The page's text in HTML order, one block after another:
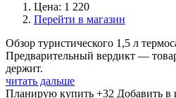
Цена: 1 220
Перейти в магазин
Обзор туристического 1,5 л
Предварительный вердикт —
держит.
читать дальше
Планирую купить +32 Добавить в